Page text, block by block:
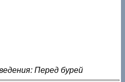
Перед бурей